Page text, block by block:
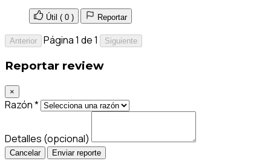
Útil ( 0 ) Reportar
Anterior Página 1 de 1 Siguiente
Reportar review
×
Razón *
Detalles (opcional)
Cancelar Enviar reporte